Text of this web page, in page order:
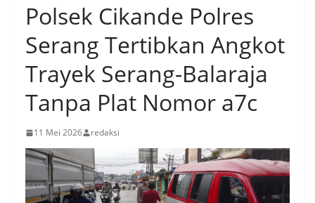
Polsek Cikande Polres
Serang Tertibkan Angkot
Trayek Serang-Balaraja
Tanpa Plat Nomor a7c
11 Mei 2026 redaksi